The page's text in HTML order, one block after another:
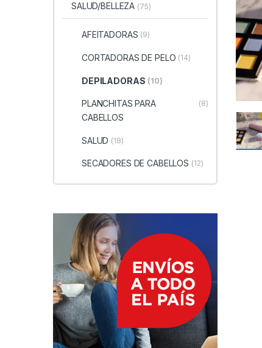
SALUD/BELLEZA (75)
AFEITADORAS (9)
CORTADORAS DE PELO (14)
DEPILADORAS (10)
PLANCHITAS PARA
CABELLOS
(8)
SALUD (18)
SECADORES DE CABELLOS (12)